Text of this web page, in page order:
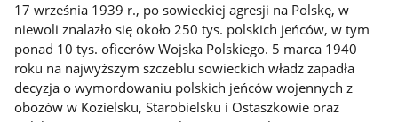
17 września 1939 r., po sowieckiej agresji na Polskę, w
niewoli znalazło się około 250 tys. polskich jeńców, w tym
ponad 10 tys. oficerów Wojska Polskiego. 5 marca 1940
roku na najwyższym szczeblu sowieckich władz zapadła
decyzja o wymordowaniu polskich jeńców wojennych z
obozów w Kozielsku, Starobielsku i Ostaszkowie oraz